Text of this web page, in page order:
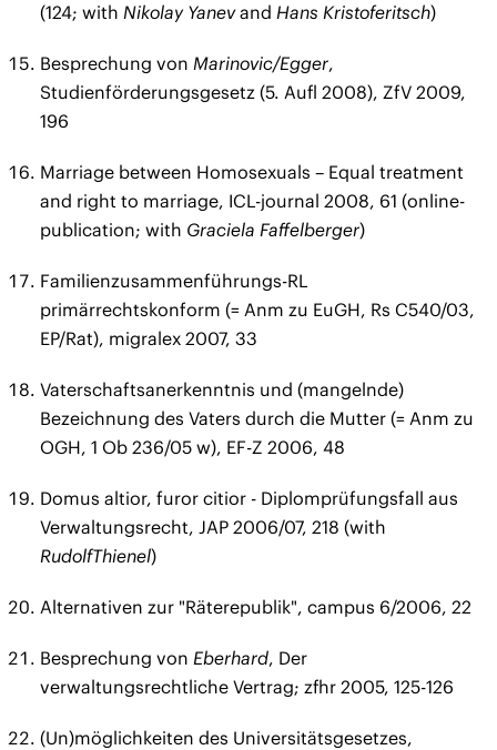
(124; with Nikolay Yanevand Hans Kristoferitsch)
Besprechung von Marinovic/Egger,
Studienförderungsgesetz (5. Aufl 2008), ZfV 2009,
196
Marriage between Homosexuals – Equal treatment
and right to marriage, ICL-journal 2008, 61 (online-
publication; with Graciela Faffelberger)
Familienzusammenführungs-RL
primärrechtskonform (= Anm zu EuGH, Rs C540/03,
EP/Rat), migralex 2007, 33
Vaterschaftsanerkenntnis und (mangelnde)
Bezeichnung des Vaters durch die Mutter (= Anm zu
OGH, 1 Ob 236/05 w), EF-Z 2006, 48
Domus altior, furor citior - Diplomprüfungsfall aus
Verwaltungsrecht, JAP 2006/07, 218 (with
RudolfThienel)
Alternativen zur "Räterepublik", campus 6/2006, 22
Besprechung von Eberhard, Der
verwaltungsrechtliche Vertrag; zfhr 2005, 125-126
(Un)möglichkeiten des Universitätsgesetzes,